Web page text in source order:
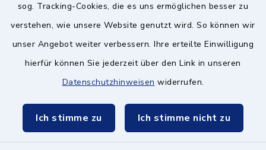
sog. Tracking-Cookies, die es uns ermöglichen besser zu
verstehen, wie unsere Website genutzt wird. So können wir
unser Angebot weiter verbessern. Ihre erteilte Einwilligung
hierfür können Sie jederzeit über den Link in unseren
Datenschutzhinweisen widerrufen.
Ich stimme zu Ich stimme nicht zu
BayernPortal
Landratsamt München
Zweckverband München Südost